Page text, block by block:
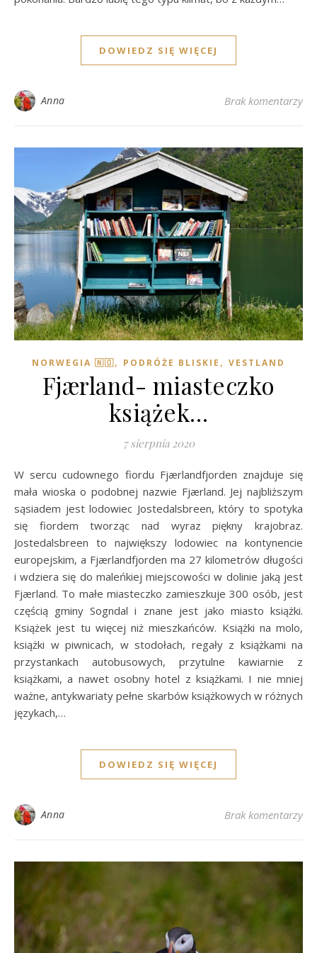
DOWIEDZ SIĘ WIĘCEJ
Anna Brak komentarzy
NORWEGIA 🇳🇴, PODRÓŻE BLISKIE , VESTLAND
Fjærland- miasteczko
książek…
7 sierpnia 2020
W sercu cudownego fiordu Fjærlandfjorden znajduje się
mała wioska o podobnej nazwie Fjærland. Jej najbliższym
sąsiadem jest lodowiec Jostedalsbreen, który to spotyka
się fiordem tworząc nad wyraz piękny krajobraz.
Jostedalsbreen to największy lodowiec na kontynencie
europejskim, a Fjærlandfjorden ma 27 kilometrów długości
i wdziera się do maleńkiej miejscowości w dolinie jaką jest
Fjærland. To małe miasteczko zamieszkuje 300 osób, jest
częścią gminy Sogndal i znane jest jako miasto książki.
Książek jest tu więcej niż mieszkańców. Książki na molo,
książki w piwnicach, w stodołach, regały z książkami na
przystankach autobusowych, przytulne kawiarnie z
książkami, a nawet osobny hotel z książkami. I nie mniej
ważne, antykwariaty pełne skarbów książkowych w różnych
językach,…
DOWIEDZ SIĘ WIĘCEJ
Anna Brak komentarzy